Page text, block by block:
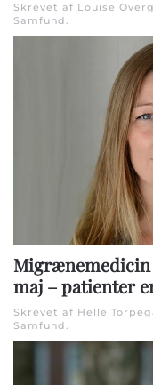
Skrevet af Louise
Samfund.
maj – patienter
Skrevet af Helle
Samfund.